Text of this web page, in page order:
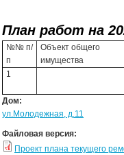
План работ на
№№ п/
п
Объект общего
имущества
1
Дом:
ул.Молодежная, д.11
Файловая версия:
Проект плана текущего